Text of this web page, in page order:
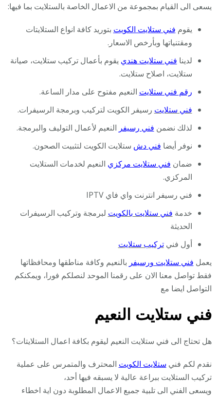
يسعى الى القيام بمجموعة من الاعمال الخاصة بالستلايت بما فيها:
يقوم فني ستلايت الكويت بتوريد كافة انواع الستلايتات
ومقتنياتها وبأرخص الاسعار.
لدينا فني ستلايت هندي يقوم بأعمال تركيب ستلايت، صيانة
ستلايت، اصلاح ستلايت.
رقم فني ستلايت النعيم مفتوح على مدار الساعة.
فني ستلايت رسيفر الكويت لتركيب وبرمجة الرسيفرات.
لذلك نضمن فني رسيفر النعيم لأعمال التوليف والبرمجة.
نوفر أيضا فني دش ستلايت الكويت لتثبيت الصحون.
ضمان فني ستلايت مركزي النعيم لخدمات الستلايت
المركزي.
فني رسيفر انترنت واي فاي IPTV
خدمة فني ستلايت بالكويت لبرمجة وتركيب الرسيفرات
الحديثة
أول فنيتركيب ستلايت
يعمل فني ستلايت ورسيفر بالنعيم وكافة مناطقها ومحافظاتها
فقط تواصل معنا الان على رقمنا الموحد لنصلكم فورا، ويمكنكم
التواصل ايضا مع
فني ستلايت النعيم
هل تحتاج الى فني ستلايت النعيم ليقوم بكافة اعمال الستلايتات؟
نقدم لكم فني ستلايت الكويت المحترف والمتمرس على عملية
تركيب الستلايت ببراعة عالية لا يسبقه فيها أحد،
ويسعى الفني الى تلبية جميع الاعمال المطلوبة دون اية اخطاء